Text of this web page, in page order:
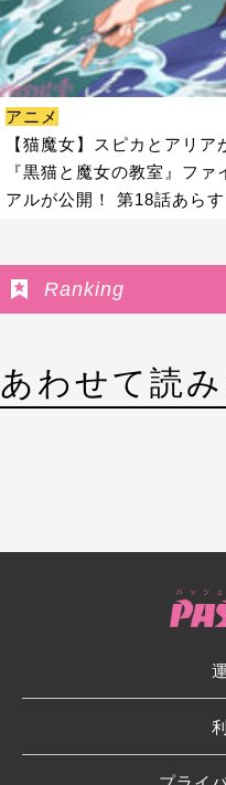
アニメ
【猫魔女】スピカとアリ
『黒猫と魔女の教室』フ
アルが公開！ 第18話あら
Ranking
あわせて読